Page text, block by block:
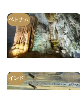
ベトナム
インド